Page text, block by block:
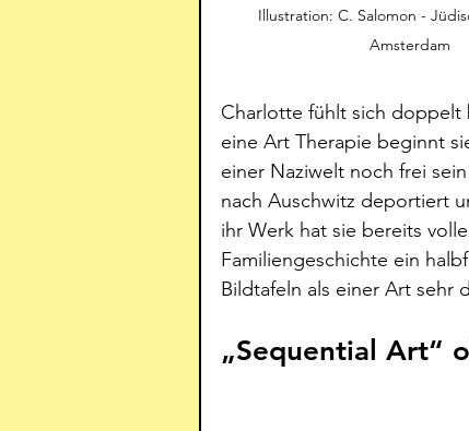
Illustration: C. Salomon -
Amsterdam
Charlotte fühlt sich doppelt
eine Art Therapie beginnt
einer Naziwelt noch frei
nach Auschwitz deportiert
ihr Werk hat sie bereits
Familiengeschichte ein
Bildtafeln als einer Art sehr
„Sequential Art“